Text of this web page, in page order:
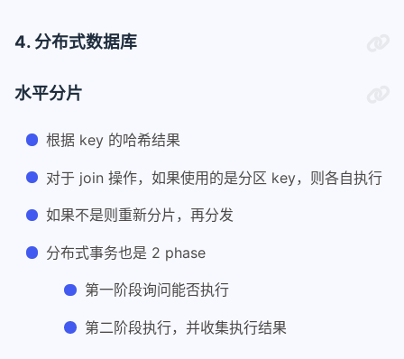
4. 分布式数据库
水平分片
根据 key 的哈希结果
对于 join 操作，如果使用的是分区 key，则各自执行
如果不是则重新分片，再分发
分布式事务也是 2 phase
第一阶段询问能否执行
第二阶段执行，并收集执行结果